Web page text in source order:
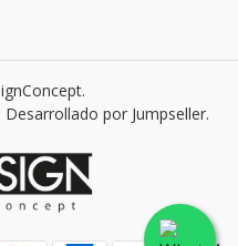
Desarrollado por Jumpseller.